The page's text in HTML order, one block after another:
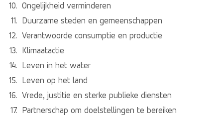
Ongelijkheid verminderen
Duurzame steden en gemeenschappen
Verantwoorde consumptie en productie
Klimaatactie
Leven in het water
Leven op het land
Vrede, justitie en sterke publieke diensten
Partnerschap om doelstellingen te bereiken